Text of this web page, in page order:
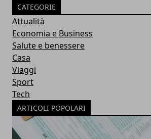
CATEGORIE
Attualità
Economia e Business
Salute e benessere
Casa
Viaggi
Sport
Tech
ARTICOLI POPOLARI